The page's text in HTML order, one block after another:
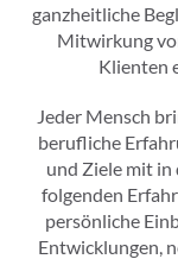
ganzheitliche
Mitwirkung
Klienten
Jeder Mensch
berufliche
und Ziele mit in
folgenden
persönliche
Entwicklungen,